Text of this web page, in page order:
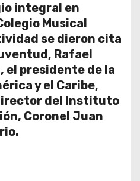
integral en
Musical
se dieron cita
Rafael
el presidente de la
y el Caribe,
del Instituto
Coronel Juan